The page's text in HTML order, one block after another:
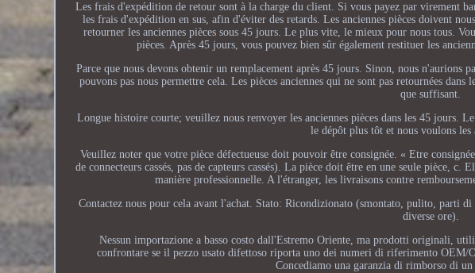
Les frais d'expédition de retour sont à la charge du client. Si vous payez par virement
les frais d'expédition en sus, afin d'éviter des retards. Les anciennes pièces doivent
retourner les anciennes pièces sous 45 jours. Le plus vite, le mieux pour nous tous.
pièces. Après 45 jours, vous pouvez bien sûr également restituer les
Parce que nous devons obtenir un remplacement après 45 jours. Sinon, nous n'aurions
pouvons pas nous permettre cela. Les pièces anciennes qui ne sont pas retournées
que suffisant.
Longue histoire courte; veuillez nous renvoyer les anciennes pièces dans les 45 jours.
le dépôt plus tôt et nous voulons les
Veuillez noter que votre pièce défectueuse doit pouvoir être consignée. « Etre
de connecteurs cassés, pas de capteurs cassés). La pièce doit être en une seule pièce, c.
manière professionnelle. A l'étranger, les livraisons contre
Contactez nous pour cela avant l'achat. Stato: Ricondizionato (smontato, pulito, parti
diverse ore).
Nessun importazione a basso costo dall'Estremo Oriente, ma prodotti originali,
confrontare se il pezzo usato difettoso riporta uno dei numeri di riferimento
Concediamo una garanzia di rimborso di